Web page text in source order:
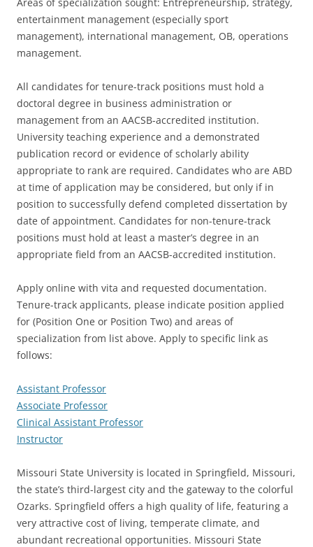
entertainment management (especially sport
management), international management, OB, operations
management.
All candidates for tenure-track positions must hold a
doctoral degree in business administration or
management from an AACSB-accredited institution.
University teaching experience and a demonstrated
publication record or evidence of scholarly ability
appropriate to rank are required. Candidates who are ABD
at time of application may be considered, but only if in
position to successfully defend completed dissertation by
date of appointment. Candidates for non-tenure-track
positions must hold at least a master’s degree in an
appropriate field from an AACSB-accredited institution.
Apply online with vita and requested documentation.
Tenure-track applicants, please indicate position applied
for (Position One or Position Two) and areas of
specialization from list above. Apply to specific link as
follows:
Assistant Professor
Associate Professor
Clinical Assistant Professor
Instructor
Missouri State University is located in Springfield, Missouri,
the state’s third-largest city and the gateway to the colorful
Ozarks. Springfield offers a high quality of life, featuring a
very attractive cost of living, temperate climate, and
abundant recreational opportunities. Missouri State